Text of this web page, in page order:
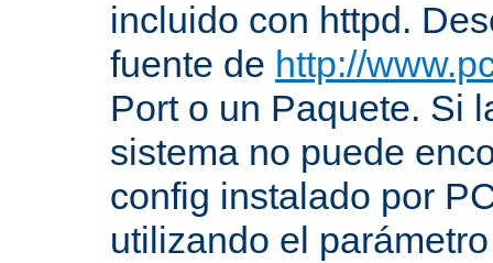
incluido con httpd.
fuente de http://
Port o un Paquete. Si
sistema no puede
config instalado por
utilizando el parámetro